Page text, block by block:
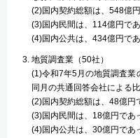
(2)国内契約総額は、548億円
(3)国内民間は、114億円であ
(4)国内公共は、434億円であ
地質調査業（50社）
(1)令和7年5月の地質調査業
同月の共通回答会社による
(2)国内契約総額は、48億円
(3)国内民間は、18億円であ
(4)国内公共は、30億円であ